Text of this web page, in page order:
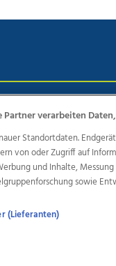
AGB Website
OÖN Karriere
Partner verarbeiten
Standortdaten.
von oder Zugriff auf
und Inhalte,
sowie
(Lieferanten)